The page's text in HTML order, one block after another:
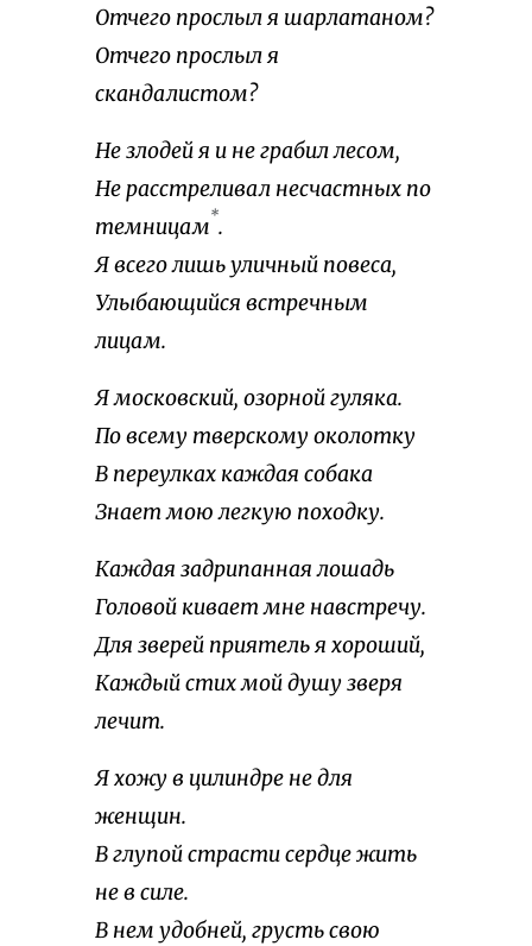
Отчего прослыл я шарлатаном?
Отчего прослыл я
скандалистом?
Не злодей я и не грабил лесом,
Не расстреливал несчастных по
темницам*.
Я всего лишь уличный повеса,
Улыбающийся встречным
лицам.
Я московский, озорной гуляка.
По всему тверскому околотку
В переулках каждая собака
Знает мою легкую походку.
Каждая задрипанная лошадь
Головой кивает мне навстречу.
Для зверей приятель я хороший,
Каждый стих мой душу зверя
лечит.
Я хожу в цилиндре не для
женщин.
В глупой страсти сердце жить
не в силе.
В нем удобней, грусть свою